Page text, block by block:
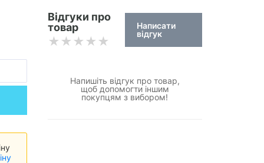
Відгуки про
товар
Написати
відгук
Напишіть відгук про товар,
щоб допомогти іншим
покупцям з вибором!